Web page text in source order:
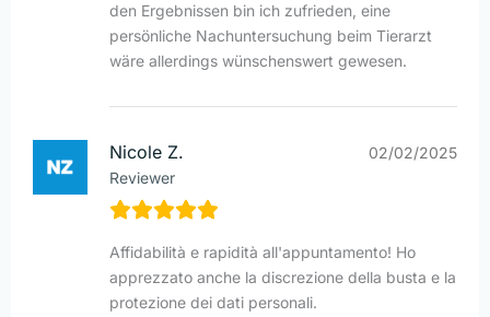
den Ergebnissen bin ich zufrieden, eine
persönliche Nachuntersuchung beim Tierarzt
wäre allerdings wünschenswert gewesen.
Nicole Z.
Reviewer
02/02/2025
Affidabilità e rapidità all'appuntamento! Ho
apprezzato anche la discrezione della busta e la
protezione dei dati personali.